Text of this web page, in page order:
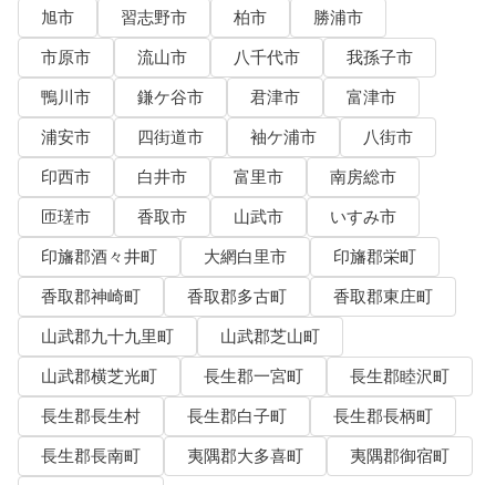
旭市
習志野市 柏市
勝浦市
市原市
流山市 八千代市
我孫子市
鴨川市
鎌ケ谷市 君津市
富津市
浦安市
四街道市 袖ケ浦市
八街市
印西市
白井市 富里市
南房総市
匝瑳市
香取市 山武市
いすみ市
印旛郡酒々井町
大網白里市
印旛郡栄町
香取郡神崎町
香取郡多古町
香取郡東庄町
山武郡九十九里町
山武郡芝山町
山武郡横芝光町
長生郡一宮町
長生郡睦沢町
長生郡長生村
長生郡白子町
長生郡長柄町
長生郡長南町
夷隅郡大多喜町
夷隅郡御宿町